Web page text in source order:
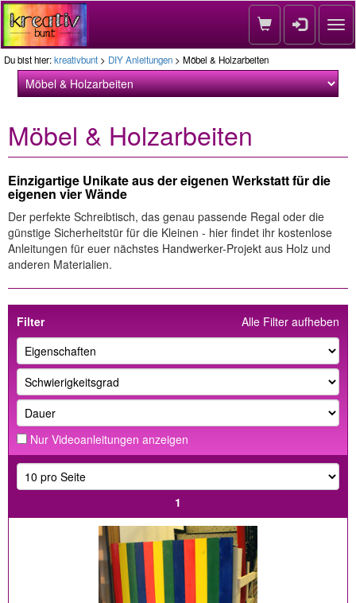
Du bist hier:kreativbunt > DIY Anleitungen > Möbel & Holzarbeiten
Möbel & Holzarbeiten
Einzigartige Unikate aus der eigenen Werkstatt für die
eigenen vier Wände
Der perfekte Schreibtisch, das genau passende Regal oder die
günstige Sicherheitstür für die Kleinen - hier findet ihr kostenlose
Anleitungen für euer nächstes Handwerker-Projekt aus Holz und
anderen Materialien.
Alle Filter aufheben
Filter
Nur Videoanleitungen anzeigen
1